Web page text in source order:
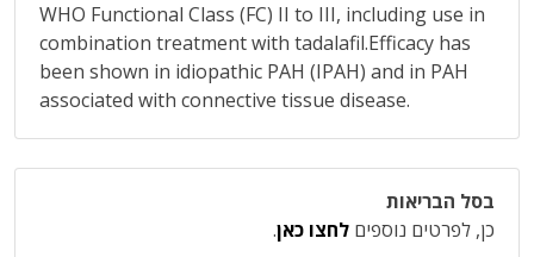
WHO Functional Class (FC) II to III, including use in
combination treatment with tadalafil.Efficacy has
been shown in idiopathic PAH (IPAH) and in PAH
associated with connective tissue disease.
בסל הבריאות
כן, לפרטים נוספים לחצו כאן.